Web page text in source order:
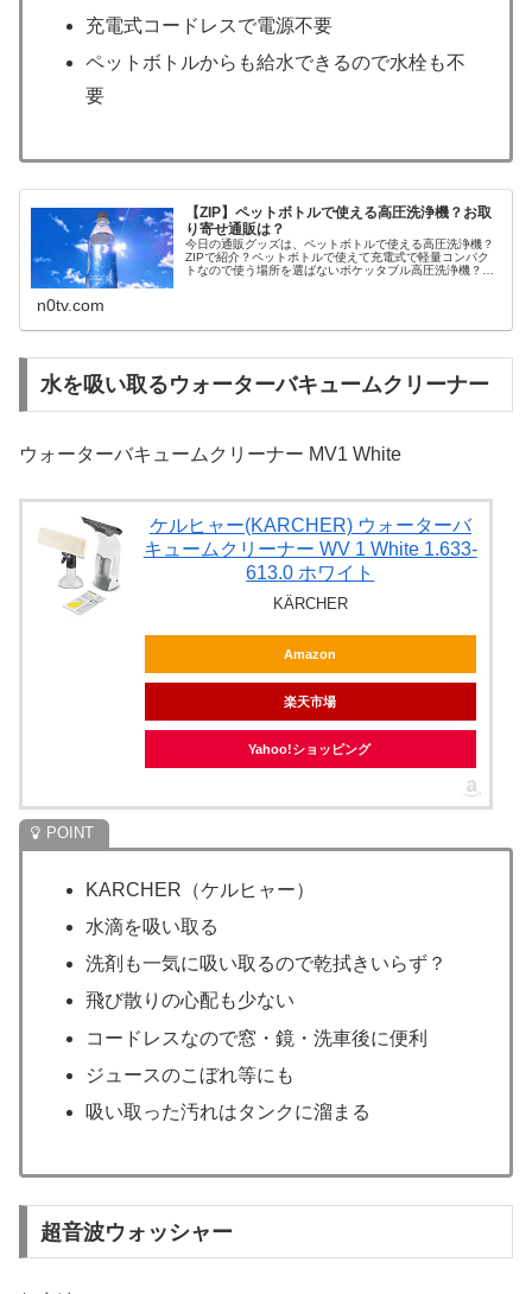
充電式コードレスで電源不要
ペットボトルからも給水できるので水栓も不
要
【ZIP】ペットボトルで使える高圧洗浄機？お取
り寄せ通販は？
今日の通販グッズは、ペットボトルで使える高圧洗浄機？
ZIPで紹介？ペットボトルで使えて充電式で軽量コンパク
トなので使う場所を選ばないポケッタブル高圧洗浄機？名
n0tv.com
水を吸い取るウォーターバキュームクリーナー
ウォーターバキュームクリーナー MV1 White
ケルヒャー(KARCHER) ウォーターバ
キュームクリーナー WV 1 White 1.633-
613.0 ホワイト
KÄRCHER
Amazon
楽天市場
Yahoo!ショッピング
KARCHER（ケルヒャー）
水滴を吸い取る
洗剤も一気に吸い取るので乾拭きいらず？
飛び散りの心配も少ない
コードレスなので窓・鏡・洗車後に便利
ジュースのこぼれ等にも
吸い取った汚れはタンクに溜まる
超音波ウォッシャー